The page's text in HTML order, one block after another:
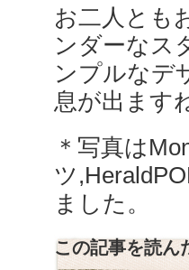
お二人とも
ンダーなス
ンプルなデ
息が出ます
＊写真は
ツ
ました。
この記事を読ん